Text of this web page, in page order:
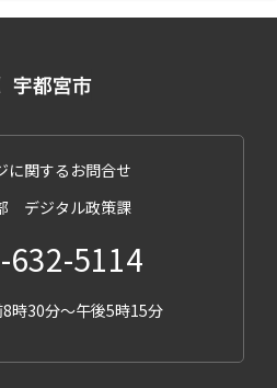
に関するお問合せ
デジタル政策課
632-5114
8時30分～午後5時15分